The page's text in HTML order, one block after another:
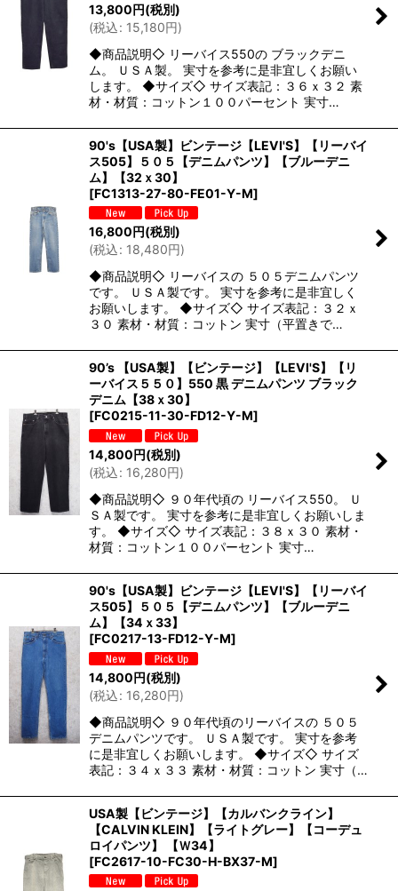
13,800円(税別)
(税込: 15,180円)
◆商品説明◇ リーバイス550の ブラックデニ
ム。 ＵＳＡ製。 実寸を参考に是非宜しくお願い
します。 ◆サイズ◇ サイズ表記：３６ｘ３２ 素
材・材質：コットン１００パーセント 実寸…
90's【USA製】ビンテージ【LEVI'S】【リーバイ
ス505】５０５【デニムパンツ】【ブルーデニ
ム】【32ｘ30】
[FC1313-27-80-FE01-Y-M]
16,800円(税別)
(税込: 18,480円)
◆商品説明◇ リーバイスの ５０５デニムパンツ
です。 ＵＳＡ製です。 実寸を参考に是非宜しく
お願いします。 ◆サイズ◇ サイズ表記：３２ｘ
３０ 素材・材質：コットン 実寸（平置きで…
90’s 【USA製】【ビンテージ】【LEVI'S】【リ
ーバイス５５０】550 黒 デニムパンツ ブラック
デニム【38ｘ30】
[FC0215-11-30-FD12-Y-M]
14,800円(税別)
(税込: 16,280円)
◆商品説明◇ ９０年代頃の リーバイス550。 Ｕ
ＳＡ製です。 実寸を参考に是非宜しくお願いしま
す。 ◆サイズ◇ サイズ表記：３８ｘ３０ 素材・
材質：コットン１００パーセント 実寸…
90's【USA製】ビンテージ【LEVI'S】【リーバイ
ス505】５０５【デニムパンツ】【ブルーデニ
ム】【34ｘ33】
[FC0217-13-FD12-Y-M]
14,800円(税別)
(税込: 16,280円)
◆商品説明◇ ９０年代頃のリーバイスの ５０５
デニムパンツです。 ＵＳＡ製です。 実寸を参考
に是非宜しくお願いします。 ◆サイズ◇ サイズ
表記：３４ｘ３３ 素材・材質：コットン 実寸（…
USA製【ビンテージ】【カルバンクライン】
【CALVIN KLEIN】【ライトグレー】【コーデュ
ロイパンツ】 【Ｗ34】
[FC2617-10-FC30-H-BX37-M]